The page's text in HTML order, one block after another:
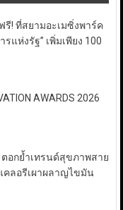
รี! ที่สยามอะเมซิ่งพาร์ค
แห่งรัฐ” เพิ่มเพียง 100
AWARDS 2026
ตอกย้ำเทรนด์สุขภาพสาย
แคลอรีเผาผลาญไขมัน